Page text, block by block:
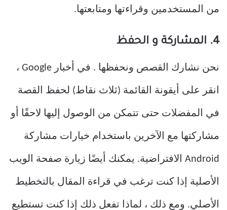
من المستخدمين وقراءتها ومتابعتها.
4. المشاركة و الحفظ
نحن نشارك القصص ونحفظها . في أخبار Google ،
انقر على أيقونة القائمة (ثلاث نقاط) لحفظ القصة
في المفضلات حتى تتمكن من الوصول إليها لاحقًا أو
مشاركتها مع الآخرين باستخدام خيارات مشاركة
Android الافتراضية. يمكنك أيضًا زيارة صفحة الويب
الأصلية إذا كنت ترغب في قراءة المقال بالتخطيط
الأصلي. ومع ذلك ، لماذا تفعل ذلك إذا كنت تستطيع